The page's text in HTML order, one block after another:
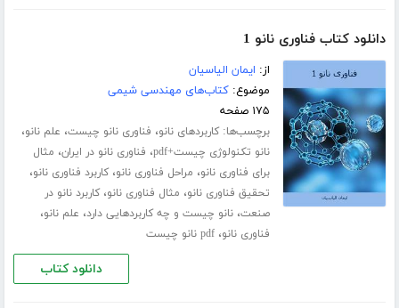
دانلود کتاب فناوری نانو 1
از: ایمان الیاسیان
موضوع:کتاب‌های مهندسی شیمی
۱۷۵ صفحه
برچسب‌ها:کاربردهای نانو، فناوری نانو چیست، علم نانو،
نانو تکنولوژی چیست+pdf ، فناوری نانو در ایران، مثال
برای فناوری نانو، مراحل فناوری نانو،کاربرد فناوری نانو،
تحقیق فناوری نانو، مثال فناوری نانو،کاربرد نانو در
صنعت،نانو چیست و چه کاربردهایی دارد، علم نانو،
فناوری نانو،pdf نانو چیست
دانلود کتاب